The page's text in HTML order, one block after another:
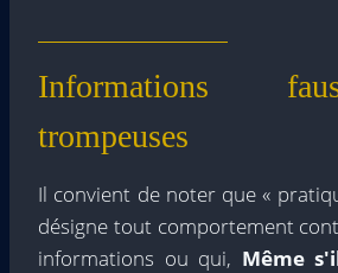
Informations
trompeuses
Il convient de noter que «
désigne tout comportement
informations ou qui, Même